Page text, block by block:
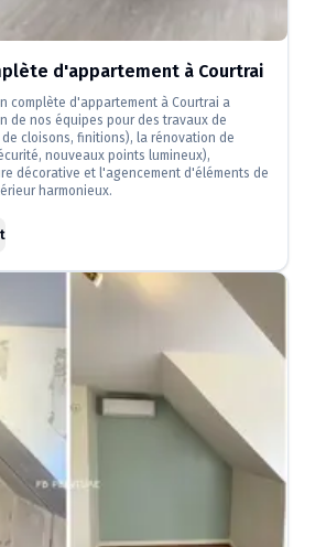
d'appartement à Courtrai
complète d'appartement à Courtrai a
de nos équipes pour des travaux de
cloisons, finitions), la rénovation de
nouveaux points lumineux),
décorative et l'agencement d'éléments de
harmonieux.